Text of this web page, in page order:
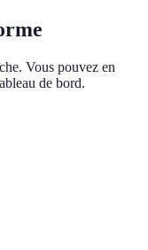
Vous pouvez en
de bord.